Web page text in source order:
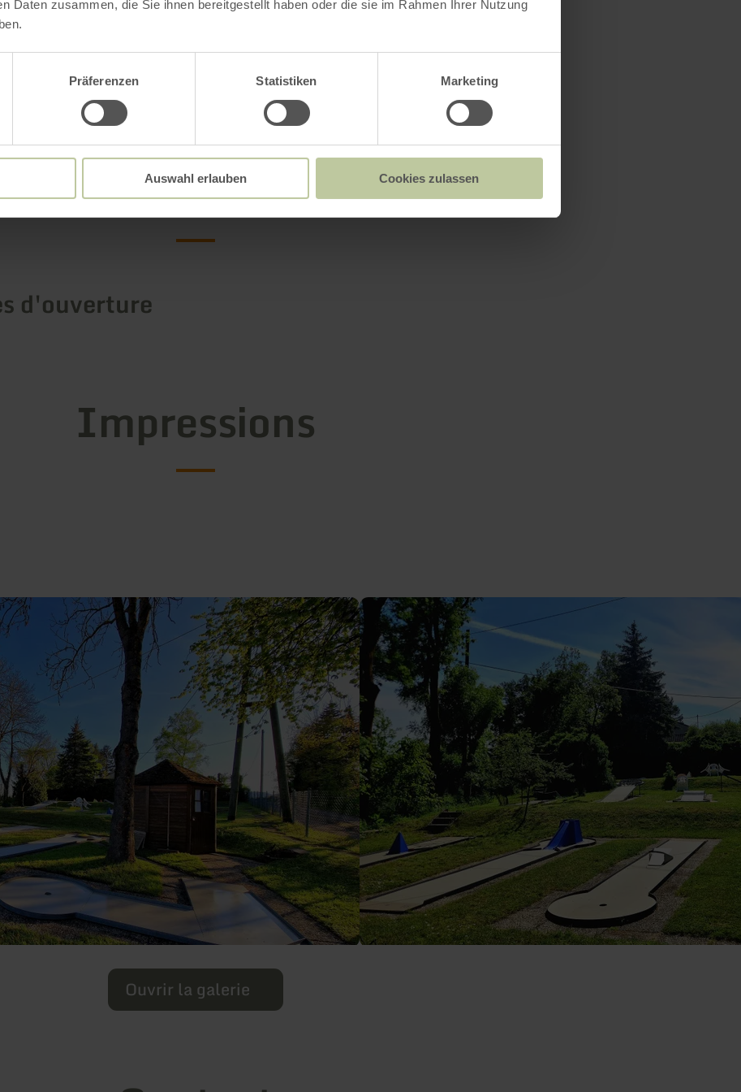
Daten zusammen, die Sie ihnen bereitgestellt haben oder die sie im Rahmen Ihrer Nutzung
Präferenzen Statistiken Marketing
Auswahl erlauben Cookies zulassen
du volcan LAVA-DOME
de Maria Laach et du lac Laacher See
Plus d'informations
d'ouverture
Impressions
Ouvrir la galerie